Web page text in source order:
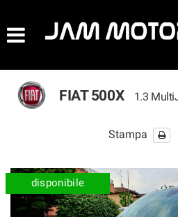
LISTA VEICOLI
ASSISTENZA
FIAT 500X 1.3
Stampa
disponibile